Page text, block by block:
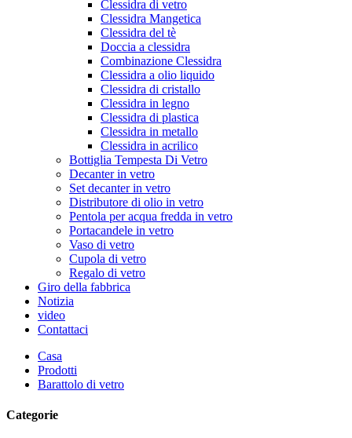
Clessidra di vetro
Clessidra Mangetica
Clessidra del tè
Doccia a clessidra
Combinazione Clessidra
Clessidra a olio liquido
Clessidra di cristallo
Clessidra in legno
Clessidra di plastica
Clessidra in metallo
Clessidra in acrilico
Bottiglia Tempesta Di Vetro
Decanter in vetro
Set decanter in vetro
Distributore di olio in vetro
Pentola per acqua fredda in vetro
Portacandele in vetro
Vaso di vetro
Cupola di vetro
Regalo di vetro
Giro della fabbrica
Notizia
video
Contattaci
Casa
Prodotti
Barattolo di vetro
Categorie